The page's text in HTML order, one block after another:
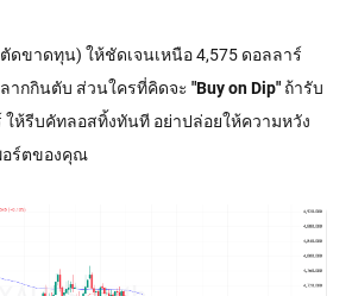
ดขาดทุน) ให้ชัดเจนเหนือ 4,575 ดอลลาร์
ากกินตับ ส่วนใครที่คิดจะ "Buy on Dip" ถ้ารับ
ให้รีบคัทลอสทิ้งทันที อย่าปล่อยให้ความหวัง
อร์ตของคุณ